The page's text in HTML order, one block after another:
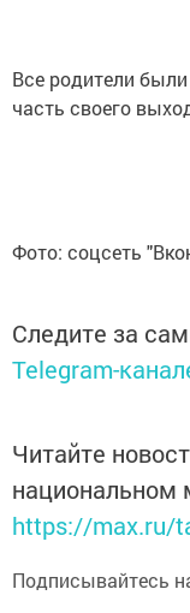
Все родители
часть своего
Фото: соцсеть
Следите за
Telegram-
Читайте
национальном
https://max.ru/
Подписывайтесь